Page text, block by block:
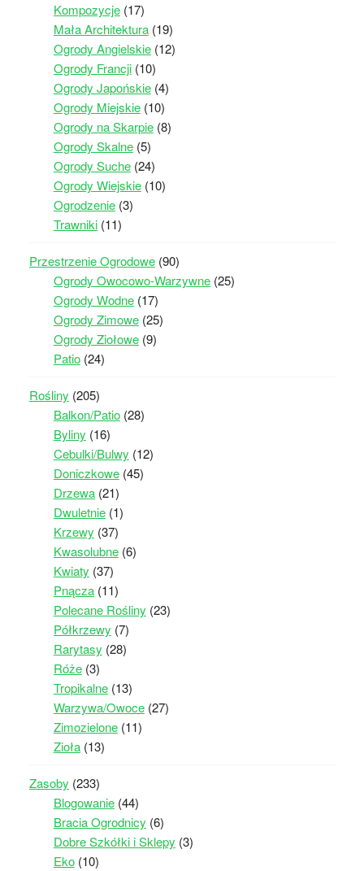
Kompozycje(17)
Mała Architektura(19)
Ogrody Angielskie(12)
Ogrody Francji(10)
Ogrody Japońskie(4)
Ogrody Miejskie(10)
Ogrody na Skarpie(8)
Ogrody Skalne(5)
Ogrody Suche(24)
Ogrody Wiejskie(10)
Ogrodzenie(3)
Trawniki(11)
Przestrzenie Ogrodowe(90)
Ogrody Owocowo-Warzywne(25)
Ogrody Wodne(17)
Ogrody Zimowe(25)
Ogrody Ziołowe(9)
Patio(24)
Rośliny (205)
Balkon/Patio(28)
Byliny (16)
Cebulki/Bulwy (12)
Doniczkowe(45)
Drzewa(21)
Dwuletnie(1)
Krzewy (37)
Kwasolubne(6)
Kwiaty (37)
Pnącza(11)
Polecane Rośliny (23)
Półkrzewy (7)
Rarytasy (28)
Róże(3)
Tropikalne(13)
Warzywa/Owoce(27)
Zimozielone(11)
Zioła(13)
Zasoby (233)
Blogowanie(44)
Bracia Ogrodnicy (6)
Dobre Szkółki i Sklepy (3)
Eko(10)